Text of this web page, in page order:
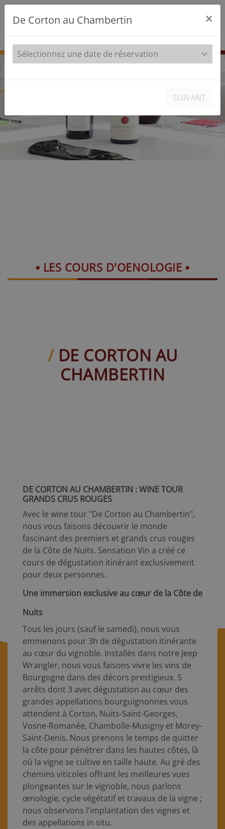
LES COURS D'OENOLOGIE
DE CORTON AU
CHAMBERTIN
DE CORTON AU CHAMBERTIN : WINE TOUR
GRANDS CRUS ROUGES
Avec le wine tour "De Corton au Chambertin",
nous vous faisons découvrir le monde
fascinant des premiers et grands crus rouges
de la Côte de Nuits. Sensation Vin a créé ce
cours de dégustation itinérant exclusivement
pour deux personnes.
Une immersion exclusive au cœur de la Côte de
Nuits
Tous les jours (sauf le samedi), nous vous
emmenons pour 3h de dégustation itinérante
au cœur du vignoble. Installés dans notre Jeep
Wrangler, nous vous faisons vivre les vins de
Bourgogne dans des décors prestigieux. 5
arrêts dont 3 avec dégustation au cœur des
grandes appellations bourguignonnes vous
attendent à Corton, Nuits-Saint-Georges,
Vosne-Romanée, Chambolle-Musigny et Morey-
Saint-Denis. Nous prenons le temps de quitter
la côte pour pénétrer dans les hautes côtes, là
où la vigne se cultive en taille haute. Au gré des
chemins viticoles offrant les meilleures vues
plongeantes sur le vignoble, nous parlons
œnologie, cycle végétatif et travaux de la vigne ;
nous observons l'implantation des vignes et
des appellations in situ.
De Corton au Chambertin ×
SUIVANT